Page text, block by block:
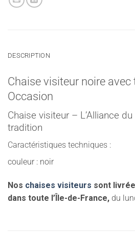
DESCRIPTION
Chaise visiteur noire
Occasion
Chaise visiteur – L’Alliance
tradition
Caractéristiques techniques :
couleur : noir
Nos chaises visiteurs sont
dans toute l’Île-de-France, du